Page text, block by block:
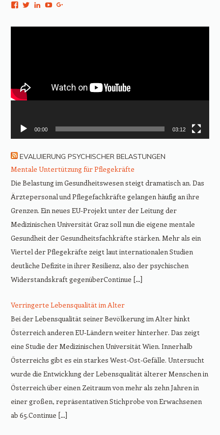
Facebook
TwitterLinkedIn
YouTube
00:00 03:12
EVALUIERUNG PSYCHISCHER BELASTUNGEN
Mentale Untertützung für Pflegekräfte
Die Belastung im Gesundheitswesen steigt dramatisch an. Das
Ärztepersonal und Pflegefachkräfte gelangen häufig an ihre
Grenzen. Ein neues EU-Projekt unter der Leitung der
Medizinischen Universität Graz soll nun die eigene mentale
Gesundheit der Gesundheitsfachkräfte stärken. Mehr als ein
Viertel der Pflegekräfte zeigt laut internationalen Studien
deutliche Defizite in ihrer Resilienz, also der psychischen
Widerstandskraft gegenüberContinue […]
Verringerte Lebensqualität im Alter
Bei der Lebensqualität seiner Bevölkerung im Alter hinkt
Österreich anderen EU-Ländern weiter hinterher. Das zeigt
eine Studie der Medizinischen Universität Wien. Innerhalb
Österreichs gibt es ein starkes West-Ost-Gefälle. Untersucht
wurde die Entwicklung der Lebensqualität älterer Menschen in
Österreich über einen Zeitraum von mehr als zehn Jahren in
einer großen, repräsentativen Stichprobe von Erwachsenen
ab 65.Continue […]